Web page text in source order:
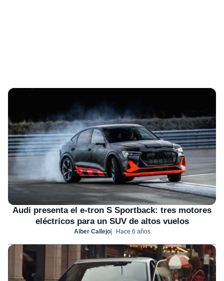
Audi presenta el e-tron S Sportback: tres motores
eléctricos para un SUV de altos vuelos
Alber Callejo Hace 6 años